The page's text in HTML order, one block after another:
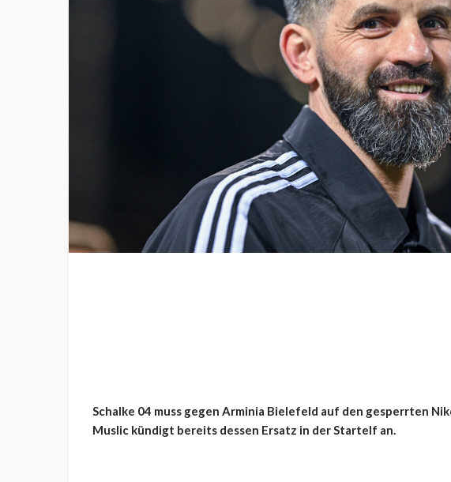
Schalke 04 muss gegen Arminia Bielefeld auf den gesperrten
Muslic kündigt bereits dessen Ersatz in der Startelf an.